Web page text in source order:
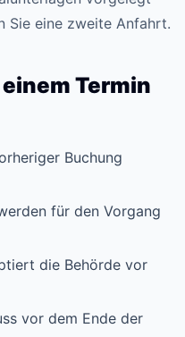
Sie eine zweite Anfahrt.
Termin
Buchung
für den Vorgang
die Behörde vor
vor dem Ende der